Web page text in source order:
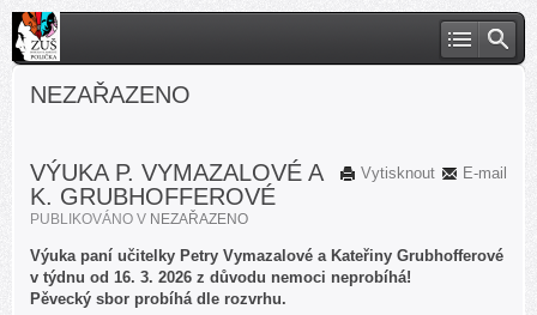
NEZAŘAZENO
E-mail
Vytisknout
VÝUKA P. VYMAZALOVÉ A
K. GRUBHOFFEROVÉ
PUBLIKOVÁNO V NEZAŘAZENO
Výuka paní učitelky Petry Vymazalové a Kateřiny Grubhofferové
v týdnu od 16. 3. 2026 z důvodu nemoci neprobíhá!
Pěvecký sbor probíhá dle rozvrhu.